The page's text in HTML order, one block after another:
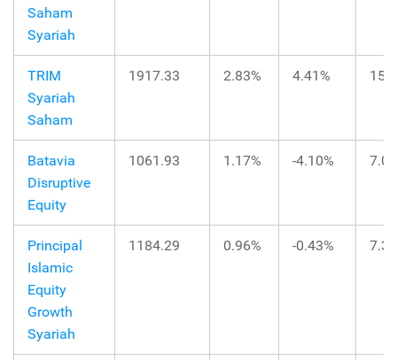
Saham
Syariah
TRIM
Syariah
Saham
1917.33 2.83% 4.41%
Batavia
Disruptive
Equity
1061.93 1.17% -4.10%
Principal
Islamic
Equity
Growth
Syariah
1184.29 0.96% -0.43%